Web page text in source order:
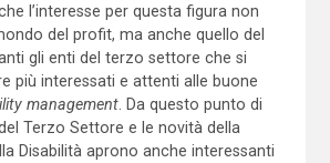
l’interesse per questa figura non
del profit, ma anche quello del
gli enti del terzo settore che si
più interessati e attenti alle buone
management. Da questo punto di
Terzo Settore e le novità della
Disabilità aprono anche interessanti